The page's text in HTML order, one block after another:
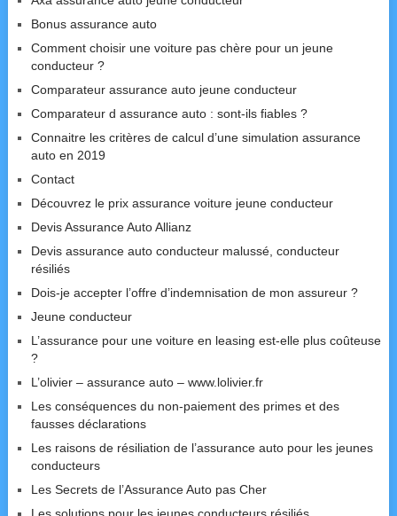
Bonus assurance auto
Comment choisir une voiture pas chère pour un jeune
conducteur ?
Comparateur assurance auto jeune conducteur
Comparateur d assurance auto : sont-ils fiables ?
Connaitre les critères de calcul d’une simulation assurance
auto en 2019
Contact
Découvrez le prix assurance voiture jeune conducteur
Devis Assurance Auto Allianz
Devis assurance auto conducteur malussé, conducteur
résiliés
Dois-je accepter l’offre d’indemnisation de mon assureur ?
Jeune conducteur
L’assurance pour une voiture en leasing est-elle plus coûteuse
?
L’olivier – assurance auto – www.lolivier.fr
Les conséquences du non-paiement des primes et des
fausses déclarations
Les raisons de résiliation de l’assurance auto pour les jeunes
conducteurs
Les Secrets de l’Assurance Auto pas Cher